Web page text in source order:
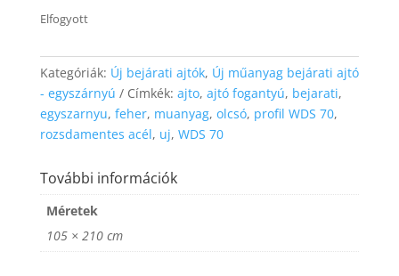
Elfogyott
Kategóriák: Új bejárati ajtók, Új műanyag bejárati ajtó
- egyszárnyú
Címkék: ajto, ajtó fogantyú, bejarati,
egyszarnyu, feher, muanyag, olcsó, profil WDS 70,
rozsdamentes acél, uj, WDS 70
További információk
Méretek
105 × 210 cm
Experience
In order for
our website
to perform